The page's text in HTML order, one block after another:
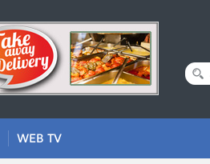
WEB TV